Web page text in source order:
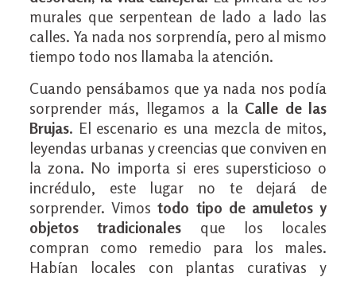
murales que serpentean de lado a lado las
calles. Ya nada nos sorprendía, pero al mismo
tiempo todo nos llamaba la atención.
Cuando pensábamos que ya nada nos podía
sorprender más, llegamos a la Calle de las
Brujas. El escenario es una mezcla de mitos,
leyendas urbanas y creencias que conviven en
la zona. No importa si eres supersticioso o
incrédulo, este lugar no te dejará de
sorprender. Vimostodo tipo de amuletos y
objetos tradicionales que los locales
compran como remedio para los males.
Habían locales con plantas curativas y